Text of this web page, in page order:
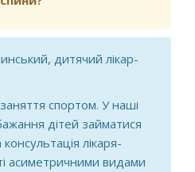
дитячий лікар-
спортом. У наші
дітей займатися
лікаря-
асиметричними видами